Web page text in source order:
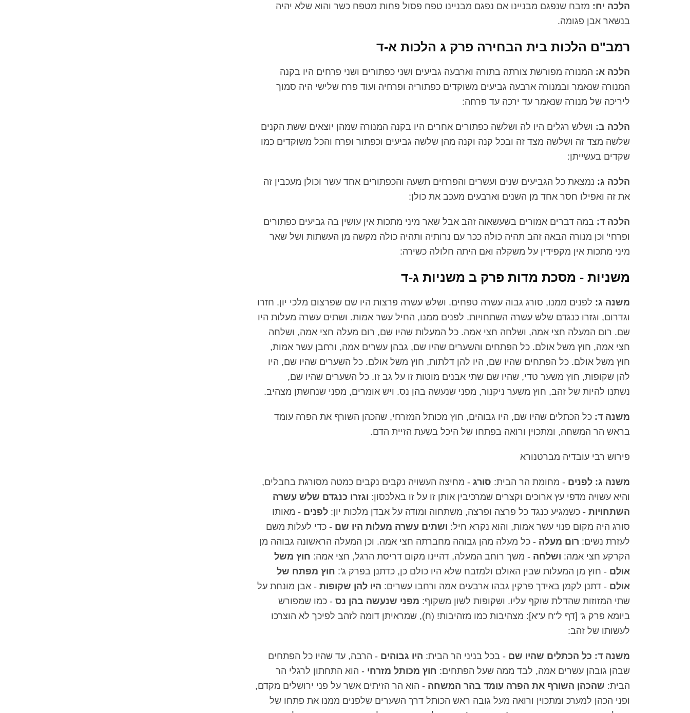
הלכה יח: מזבח שנפגם מבניינו אם נפגם מבניינו טפח פסול פחות מטפח כשר והוא שלא יהיה
בנשאר אבן פגומה.
רמב"ם הלכות בית הבחירה פרק ג הלכות א-ד
הלכה א: המנורה מפורשת צורתה בתורה וארבעה גביעים ושני כפתורים ושני פרחים היו בקנה
המנורה שנאמר ובמנורה ארבעה גביעים משוקדים כפתוריה ופרחיה ועוד פרח שלישי היה סמוך
ליריכה של מנורה שנאמר עד ירכה עד פרחה:
הלכה ב: ושלש רגלים היו לה ושלשה כפתורים אחרים היו בקנה המנורה שמהן יוצאים ששת הקנים
שלשה מצד זה ושלשה מצד זה ובכל קנה וקנה מהן שלשה גביעים וכפתור ופרח והכל משוקדים כמו
שקדים בעשייתן:
הלכה ג: נמצאת כל הגביעים שנים ועשרים והפרחים תשעה והכפתורים אחד עשר וכולן מעכבין זה
את זה ואפילו חסר אחד מן השנים וארבעים מעכב את כולן:
הלכה ד: במה דברים אמורים בשעשאוה זהב אבל שאר מיני מתכות אין עושין בה גביעים כפתורים
ופרחי' וכן מנורה הבאה זהב תהיה כולה ככר עם נרותיה ותהיה כולה מקשה מן העשתות ושל שאר
מיני מתכות אין מקפידין על משקלה ואם היתה חלולה כשירה:
משניות - מסכת מדות פרק ב משניות ג-ד
משנה ג: לפנים ממנו, סורג גבוה עשרה טפחים. ושלש עשרה פרצות היו שם שפרצום מלכי יון. חזרו
וגדרום, וגזרו כנגדם שלש עשרה השתחויות. לפנים ממנו, החיל עשר אמות. ושתים עשרה מעלות היו
שם. רום המעלה חצי אמה, ושלחה חצי אמה. כל המעלות שהיו שם, רום מעלה חצי אמה, ושלחה
חצי אמה, חוץ משל אולם. כל הפתחים והשערים שהיו שם, גבהן עשרים אמה, ורחבן עשר אמות,
חוץ משל אולם. כל הפתחים שהיו שם, היו להן דלתות, חוץ משל אולם. כל השערים שהיו שם, היו
להן שקופות, חוץ משער טדי, שהיו שם שתי אבנים מוטות זו על גב זו. כל השערים שהיו שם,
נשתנו להיות של זהב, חוץ משער ניקנור, מפני שנעשה בהן נס. ויש אומרים, מפני שנחשתן מצהיב.
משנה ד: כל הכתלים שהיו שם, היו גבוהים, חוץ מכותל המזרחי, שהכהן השורף את הפרה עומד
בראש הר המשחה, ומתכוין ורואה בפתחו של היכל בשעת הזיית הדם.
פירוש רבי עובדיה מברטנורא
משנה ג: לפנים - מחומת הר הבית: סורג - מחיצה העשויה נקבים נקבים כמטה מסורגת בחבלים,
והיא עשויה מדפי עץ ארוכים וקצרים שמרכיבין אותן זו על זו באלכסון: וגזרו כנגדם שלש עשרה
השתחויות - כשמגיע כנגד כל פרצה ופרצה, משתחוה ומודה על אבדן מלכות יון: לפנים - מאותו
סורג היה מקום פנוי עשר אמות, והוא נקרא חיל: ושתים עשרה מעלות היו שם - כדי לעלות משם
לעזרת נשים: רום מעלה - כל מעלה מהן גבוהה מחברתה חצי אמה. וכן המעלה הראשונה גבוהה מן
הקרקע חצי אמה: ושלחה - משך רוחב המעלה, דהיינו מקום דריסת הרגל, חצי אמה: חוץ משל
אולם - חוץ מן המעלות שבין האולם ולמזבח שלא היו כולם כן, כדתנן בפרק ג': חוץ מפתח של
אולם - דתנן לקמן באידך פרקין גבהו ארבעים אמה ורחבו עשרים: היו להן שקופות - אבן מונחת על
שתי המזוזות שהדלת שוקף עליו. ושקופות לשון משקוף: מפני שנעשה בהן נס - כמו שמפורש
ביומא פרק ג' [דף ל"ח ע"א]: מצהיבות כמו מזהיבות! (ח), שמראיתן דומה לזהב לפיכך לא הוצרכו
לעשותו של זהב:
משנה ד: כל הכתלים שהיו שם - בכל בניני הר הבית: היו גבוהים - הרבה, עד שהיו כל הפתחים
שבהן גובהן עשרים אמה, לבד ממה שעל הפתחים: חוץ מכותל מזרחי - הוא התחתון לרגלי הר
הבית: שהכהן השורף את הפרה עומד בהר המשחה - הוא הר הזיתים אשר על פני ירושלים מקדם,
ופני הכהן למערכ ומתכוין ורואה מעל גובה ראש הכותל דרך השערים שלפנים ממנו את פתחו של